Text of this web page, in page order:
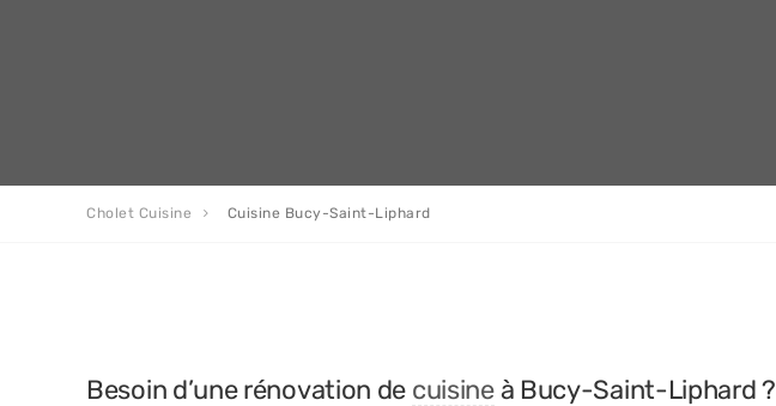
Cholet Cuisine Cuisine Bucy-Saint-Liphard
Besoin d’une rénovation de cuisineà Bucy-Saint-Liphard ?